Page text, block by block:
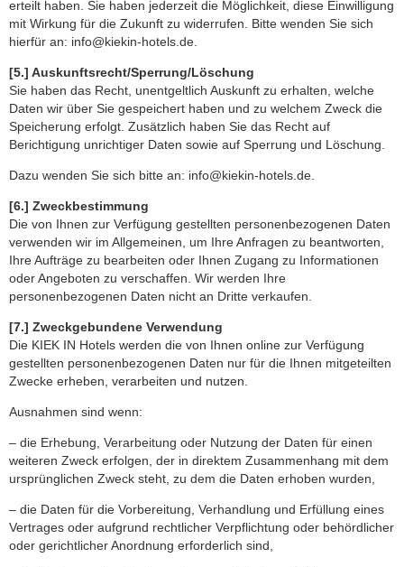
erteilt haben. Sie haben jederzeit die Möglichkeit, diese Einwilligung
mit Wirkung für die Zukunft zu widerrufen. Bitte wenden Sie sich
hierfür an: info@kiekin-hotels.de.
[5.] Auskunftsrecht/Sperrung/Löschung
Sie haben das Recht, unentgeltlich Auskunft zu erhalten, welche
Daten wir über Sie gespeichert haben und zu welchem Zweck die
Speicherung erfolgt. Zusätzlich haben Sie das Recht auf
Berichtigung unrichtiger Daten sowie auf Sperrung und Löschung.
Dazu wenden Sie sich bitte an: info@kiekin-hotels.de.
[6.] Zweckbestimmung
Die von Ihnen zur Verfügung gestellten personenbezogenen Daten
verwenden wir im Allgemeinen, um Ihre Anfragen zu beantworten,
Ihre Aufträge zu bearbeiten oder Ihnen Zugang zu Informationen
oder Angeboten zu verschaffen. Wir werden Ihre
personenbezogenen Daten nicht an Dritte verkaufen.
[7.] Zweckgebundene Verwendung
Die KIEK IN Hotels werden die von Ihnen online zur Verfügung
gestellten personenbezogenen Daten nur für die Ihnen mitgeteilten
Zwecke erheben, verarbeiten und nutzen.
Ausnahmen sind wenn:
– die Erhebung, Verarbeitung oder Nutzung der Daten für einen
weiteren Zweck erfolgen, der in direktem Zusammenhang mit dem
ursprünglichen Zweck steht, zu dem die Daten erhoben wurden,
– die Daten für die Vorbereitung, Verhandlung und Erfüllung eines
Vertrages oder aufgrund rechtlicher Verpflichtung oder behördlicher
oder gerichtlicher Anordnung erforderlich sind,